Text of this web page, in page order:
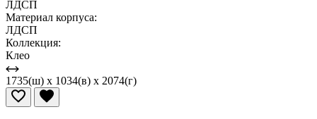
ЛДСП
Материал корпуса:
ЛДСП
Коллекция:
Клео
1735(ш) x 1034(в) x 2074(г)